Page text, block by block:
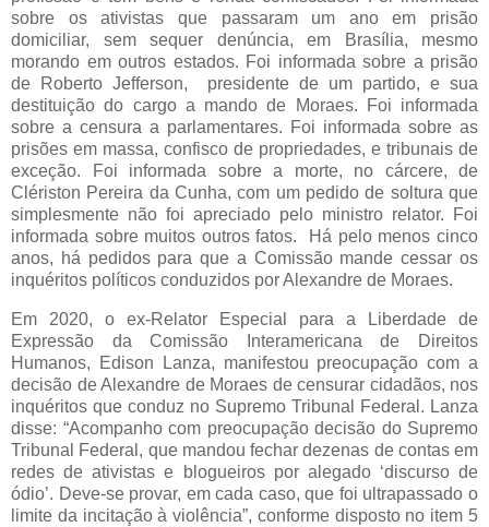
sobre os ativistas que passaram um ano em prisão
domiciliar, sem sequer denúncia, em Brasília, mesmo
morando em outros estados. Foi informada sobre a prisão
de Roberto Jefferson, presidente de um partido, e sua
destituição do cargo a mando de Moraes. Foi informada
sobre a censura a parlamentares. Foi informada sobre as
prisões em massa, confisco de propriedades, e tribunais de
exceção. Foi informada sobre a morte, no cárcere, de
Clériston Pereira da Cunha, com um pedido de soltura que
simplesmente não foi apreciado pelo ministro relator. Foi
informada sobre muitos outros fatos. Há pelo menos cinco
anos, há pedidos para que a Comissão mande cessar os
inquéritos políticos conduzidos por Alexandre de Moraes.
Em 2020, o ex-Relator Especial para a Liberdade de
Expressão da Comissão Interamericana de Direitos
Humanos, Edison Lanza, manifestou preocupação com a
decisão de Alexandre de Moraes de censurar cidadãos, nos
inquéritos que conduz no Supremo Tribunal Federal. Lanza
disse: “Acompanho com preocupação decisão do Supremo
Tribunal Federal, que mandou fechar dezenas de contas em
redes de ativistas e blogueiros por alegado ‘discurso de
ódio’. Deve-se provar, em cada caso, que foi ultrapassado o
limite da incitação à violência”, conforme disposto no item 5